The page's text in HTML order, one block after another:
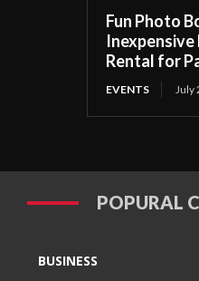
Fun Photo
Rental for
EVENTS July
POPURAL
BUSINESS